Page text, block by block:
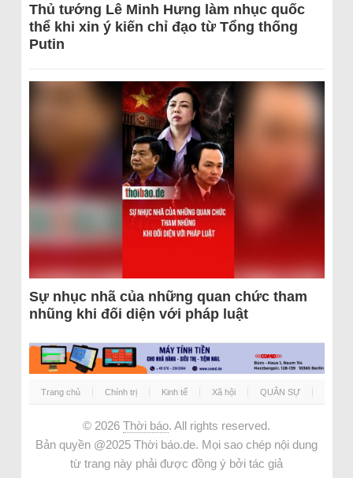
Thủ tướng Lê Minh Hưng làm nhục quốc
thể khi xin ý kiến chỉ đạo từ Tổng thống
Putin
Sự nhục nhã của những quan chức tham
nhũng khi đối diện với pháp luật
Trang chủ Chính trị Kinh tế Xã hội QUÂN SỰ
© 2026 Thời báo. All rights reserved.
Bản quyền @2025 Thời báo.de. Mọi sao chép nội dung
từ trang này phải được đồng ý bởi tác giả